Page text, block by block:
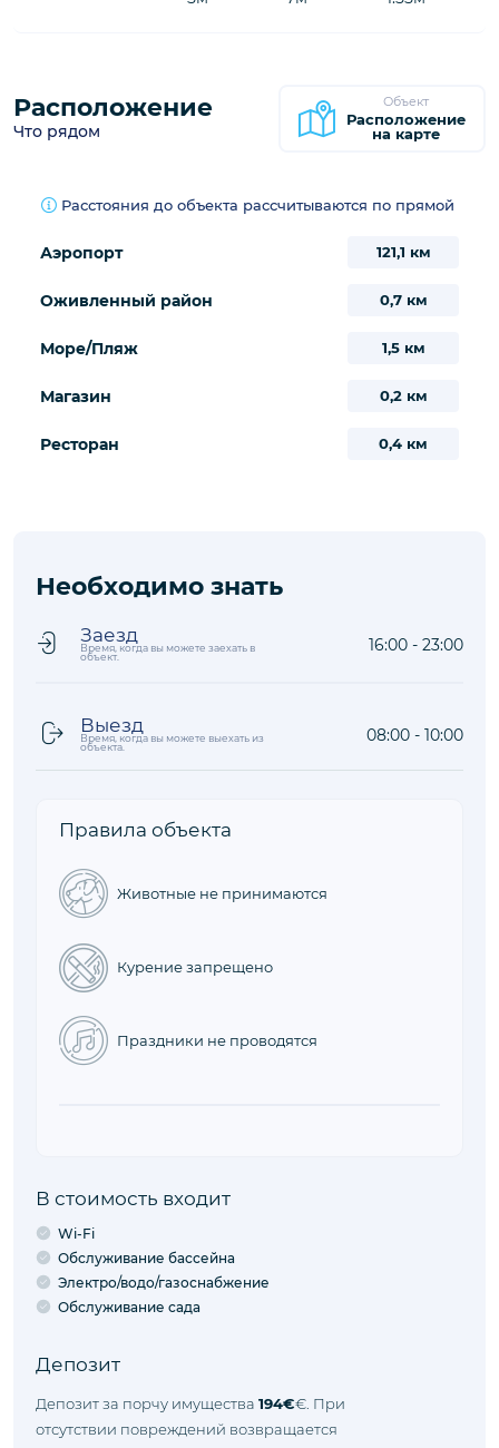
Расположение
Что рядом
Объект
Расположение
на карте
Расстояния до объекта рассчитываются по прямой
Аэропорт 121,1 км
Оживленный район 0,7 км
Море/Пляж 1,5 км
Магазин 0,2 км
Ресторан 0,4 км
Необходимо знать
Заезд
Время, когда вы можете заехать в
объект.
16:00 - 23:00
Выезд
Время, когда вы можете выехать из
объекта.
08:00 - 10:00
Правила объекта
Животные не принимаются
Курение запрещено
Праздники не проводятся
В стоимость входит
Wi-Fi
Обслуживание бассейна
Электро/водо/газоснабжение
Обслуживание сада
Депозит
Депозит за порчу имущества 194€€. При
отсутствии повреждений возвращается